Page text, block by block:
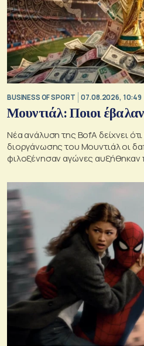
BUSINESS OF SPORT 07.08.2026, 10:49
Μουντιάλ: Ποιοι
Νέα ανάλυση της BofA δείχνει ότι
διοργάνωσης του Μουντιάλ οι
φιλοξένησαν αγώνες αυξήθηκαν